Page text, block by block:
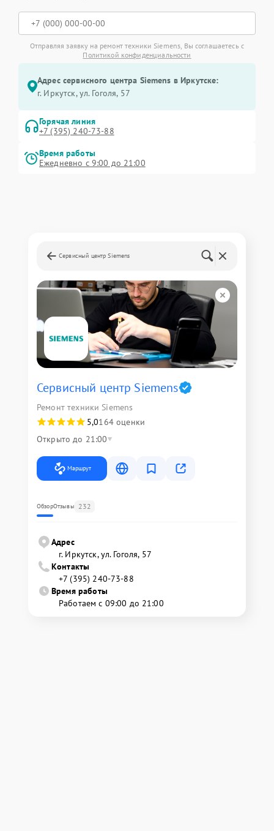
Отправляя заявку на ремонт техники Siemens, Вы соглашаетесь с
Политикой конфиденциальности
Адрес сервисного центра Siemens в Иркутске:
г. Иркутск, ул. ​Гоголя, 57
Горячая линия
+7 (395) 240-73-88
Время работы
Ежедневно с 9:00 до 21:00
Сервисный центр Siemens
Сервисный центр Siemens
Ремонт техники Siemens
5,0164 оценки
Открыто до 21:00
Маршрут
ОбзорОтзывы 232
Адрес
г. Иркутск, ул. ​Гоголя, 57
Контакты
+7 (395) 240-73-88
Время работы
Работаем с 09:00 до 21:00